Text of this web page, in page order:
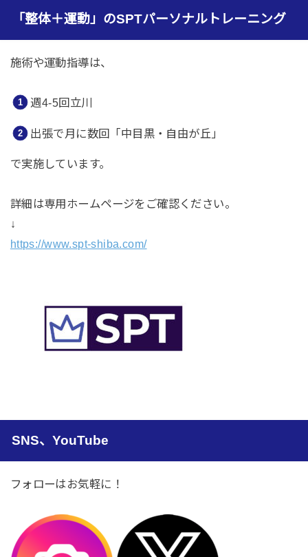
「整体＋運動」のSPTパーソナルトレーニング
施術や運動指導は、
週4-5回立川
出張で月に数回「中目黒・自由が丘」
で実施しています。
詳細は専用ホームページをご確認ください。
↓
https://www.spt-shiba.com/
SNS、YouTube
フォローはお気軽に！